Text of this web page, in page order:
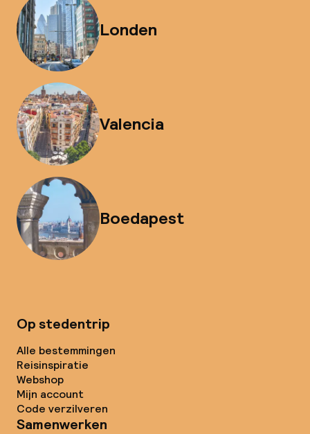
Londen
Valencia
Boedapest
Op stedentrip
Alle bestemmingen
Reisinspiratie
Webshop
Mijn account
Code verzilveren
Samenwerken